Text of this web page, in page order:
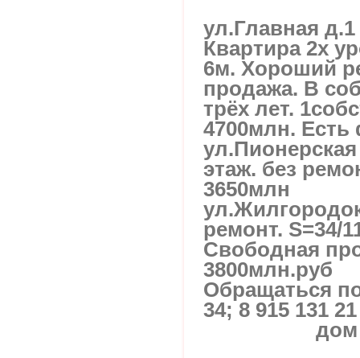
ул.Главная д.1
Квартира 2х
6м. Хороший
продажа. В
трёх лет.
4700млн. Есть
ул.Пионерская
этаж. без
3650млн
ремонт. S=34/
Свободная
3800млн.руб
Обращаться
34; 8 915 131
дом